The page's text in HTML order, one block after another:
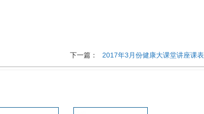
下一篇： 2017年3月份健康大课堂讲座课表